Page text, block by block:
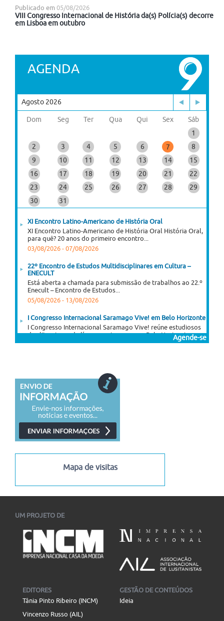
Publicado em 05/08/2026
VIII Congresso Internacional de História da(s) Polícia(s) decorre
em Lisboa em outubro
AGENDA
Agosto 2026
Dom Seg Ter Qua Qui Sex
Sáb
1
2
3 4 5 6 7
8
9
10 11 12 13 14
15
16
17 18 19 20 21
22
23
24 25 26 27 28
29
30
31
XI Encontro Latino-Americano de História Oral
XI Encontro Latino-Americano de História Oral História Oral,
para quê? 20 anos do primeiro encontro...
03/08/2026 - 07/08/2026
22º Encontro de Estudos Multidisciplinares em Cultura –
ENECULT
Está aberta a chamada para submissão de trabalhos ao 22.º
Enecult – Encontro de Estudos...
05/08/2026 - 13/08/2026
I Congresso Internacional Saramago Vive! em Belo Horizonte
I Congresso Internacional Saramago Vive! reúne estudiosos
das literaturas de língua portuguesa em Belo Horizonte...
06/07/2026-30/11/2026
Agende-se
Mapa de visitas
UM PROJETO DE
EDITORES
Tânia Pinto Ribeiro (INCM)
Vincenzo Russo (AIL)
GESTÃO DE CONTEÚDOS
Ideia